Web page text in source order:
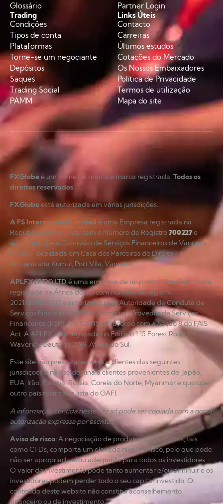
Glossário
Partner Login
Trading
Condições
Tipos de conta
Plataformas
Torne-se um negociante
Depósitos
Saques
Trading Social
PAMM
Links Úteis
Contacto
Carreiras
Últimos estudos
Cotações do Mercado
Os Nossos Embaixadores
Política de Privacidade
Termos de utilização
Mapa do site
FXGlobeé um nome de marca e marca registrada. Todos os
direitos reservados.
FXGlobeestá autorizada em várias jurisdições.
A FS International Limited é uma Empresa registrada na
República de Vanuatu com o Número de Registro700227e
autorizada pela Comissão de Serviços Financeiros de Vanuatu
(VFSC), localizada em Casa dos Parceiros de Direito,
Autoestrada Kumul, Port Vila, Vanuatu.
APLFX (PTY) LTD é uma empresa de responsabilidade limitada
registrada na África do Sul com número de registro
2021/804619/07 e autorizada pela Autoridade de Conduta de
Serviços Financeiros (FSCA) como um Provedor de Serviços
Financeiros (FSP), No. 52045, de acordo com a Seção 8 do FAIS
Act. A APLFX está registada no Edifício 1 15 Forest Road
Waverley Gauteng 2199, África do Sul.
Este site não prestará serviços a clientes das seguintes
jurisdições e não se destina a clientes provenientes de: Japão,
EUA, Irão, Europa, Rússia, Coreia do Norte, Myanmar e qualquer
outro país restrito na lista do GAFI.
A informação contida neste site só pode ser copiada com a nossa
autorização expressa por escrito.
Aviso de risco:A negociação de produtos alavancados, tais
como CFDs, comporta um elevado nível de risco, pelo que pode
não ser apropriada e/ou adequada para todos os investidores.
O valor do investimento pode tanto aumentar e/ou diminuir e os
investidores podem perder todo o seu capital investido. O
conteúdo deste website não constitui aconselhamento
financeiro ou de investimento.